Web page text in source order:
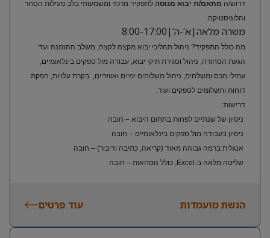
דרוש/ה מתאמ/ת יבוא מנוסה לתפקיד מרכזי ומשמעותי בלב פעילות הסחר
והלוגיסטיקה.
משרה מלאה|א’-ה’|8:00-17:00
מה כולל התפקיד? ניהול תהליכי יבוא מקצה לקצה, משלב ההזמנה ועד
הגעת הסחורה, ניהול וסגירת תיקי יבוא, עבודה מול ספקים בינלאומיים,
עמילי מכס ומשלחים, ניהול משלוחים ימיים ואוויריים, בקרת עלויות, הפקת
דוחות ותשלומים לספקים ועוד.
דרישות:
ניסיון של שנתיים לפחות בתחום היבוא – חובה
ניסיון בעבודה מול ספקים בינלאומיים – חובה
אנגלית ברמה גבוהה מאוד (קריאה, כתיבה ודיבור) – חובה
שליטה מלאה ב-Excel, כולל נוסחאות – חובה
הגשת מועמדות עוד פרטים